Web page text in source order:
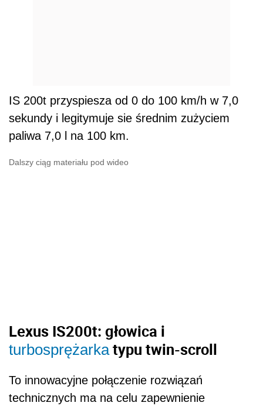
IS 200t przyspiesza od 0 do 100 km/h w 7,0
sekundy i legitymuje sie średnim zużyciem
paliwa 7,0 l na 100 km.
Dalszy ciąg materiału pod wideo
Lexus IS200t: głowica i
turbosprężarkatypu twin-scroll
To innowacyjne połączenie rozwiązań
technicznych ma na celu zapewnienie